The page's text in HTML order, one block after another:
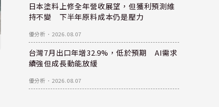
日本塗料上修全年營收展望，但獲利預測維
持不變 下半年原料成本仍是壓力
優分析 ． 2026.08.07
台灣7月出口年增32.9%，低於預期 AI需求
續強但成長動能放緩
優分析 ． 2026.08.07